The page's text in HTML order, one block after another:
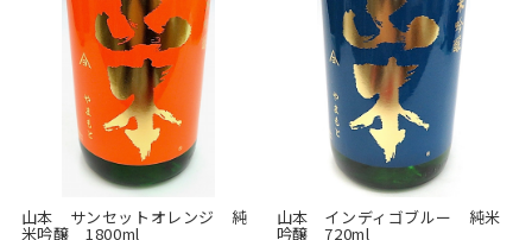
山本 サンセットオレンジ 純
米吟醸 1800ml
山本 インディゴブルー 純米
吟醸 720ml